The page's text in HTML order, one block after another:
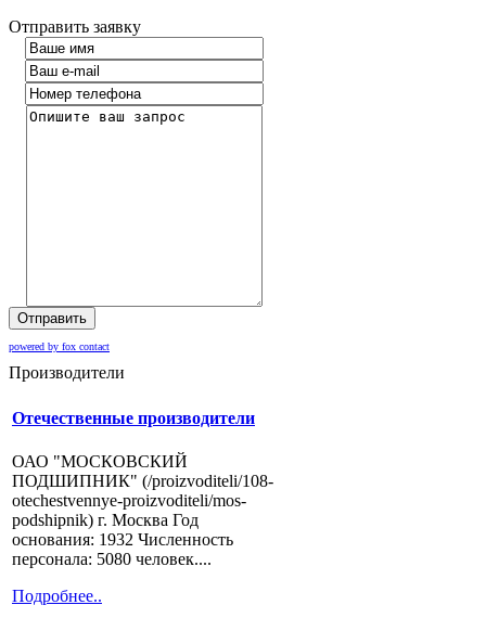
Отправить заявку
Отправить
powered by fox contact
Производители
Отечественные производители
ОАО "МОСКОВСКИЙ
ПОДШИПНИК" (/proizvoditeli/108-
otechestvennye-proizvoditeli/mos-
podshipnik) г. Москва Год
основания: 1932 Численность
персонала: 5080 человек....
Подробнее..